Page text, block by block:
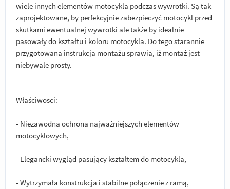
wiele innych elementów motocykla podczas wywrotki. Są tak
zaprojektowane, by perfekcyjnie zabezpieczyć motocykl przed
skutkami ewentualnej wywrotki ale także by idealnie
pasowały do kształtu i koloru motocykla. Do tego starannie
przygotowana instrukcja montażu sprawia, iż montaż jest
niebywale prosty.
Właściwosci:
- Niezawodna ochrona najważniejszych elementów
motocyklowych,
- Elegancki wygląd pasujący kształtem do motocykla,
- Wytrzymała konstrukcja i stabilne połączenie z ramą,